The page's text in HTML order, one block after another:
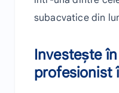
subacvatice din
Investește
profesionist